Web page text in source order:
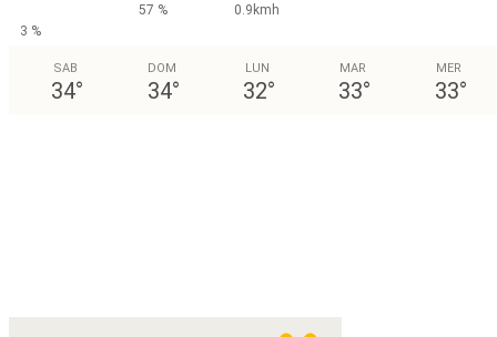
57 %
0.9kmh
3 %
SAB
34°
DOM
34°
LUN
32°
MAR
33°
MER
33°